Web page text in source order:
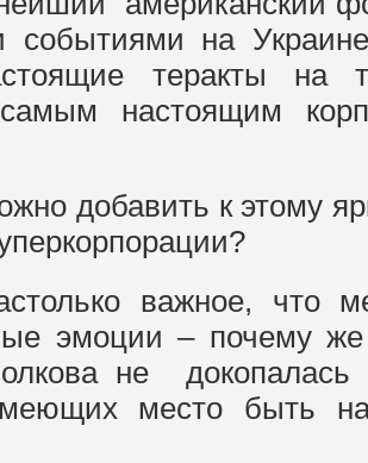
событиями на
теракты на
настоящим
добавить к этому
важное, что
эмоции – почему же
не
место быть